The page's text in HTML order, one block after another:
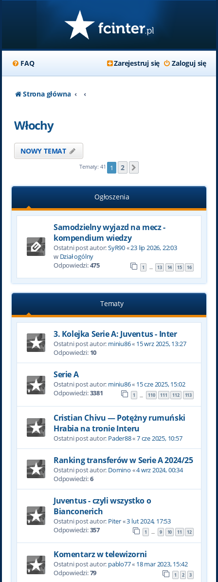
FAQ Zaloguj się
Zarejestruj się
Strona główna
Włochy
NOWY TEMAT
Tematy: 41 1 2
Ogłoszenia
Samodzielny wyjazd na mecz -
kompendium wiedzy
Ostatni post autor:SyR90«23 lip 2026, 22:03
w Dział ogólny
Odpowiedzi:475 1 … 13 14 15 16
Tematy
3. Kolejka Serie A: Juventus - Inter
Ostatni post autor: miniu86« 15 wrz 2025, 13:27
Odpowiedzi: 10
Serie A
Ostatni post autor: miniu86« 15 cze 2025, 15:02
Odpowiedzi:3381 1 … 110 111 112 113
Cristian Chivu — Potężny rumuński
Hrabia na tronie Interu
Ostatni post autor: Pader88«7 cze 2025, 10:57
Ranking transferów w Serie A 2024/25
Ostatni post autor: Domino «4 wrz 2024, 00:34
Odpowiedzi:6
Juventus - czyli wszystko o
Bianconerich
Ostatni post autor: Piter«3 lut 2024, 17:53
Odpowiedzi:357 1 … 9 10 11 12
Komentarz w telewizorni
Ostatni post autor: pablo77« 18 mar 2023, 15:42
Odpowiedzi:79 1 2 3